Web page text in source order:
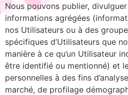
Nous pouvons publier,
informations agrégées
nos Utilisateurs ou à des
spécifiques d’Utilisateurs que
manière à ce qu’un Utilisateur
être identifié ou mentionné) et
personnelles à des fins
marché, de profilage